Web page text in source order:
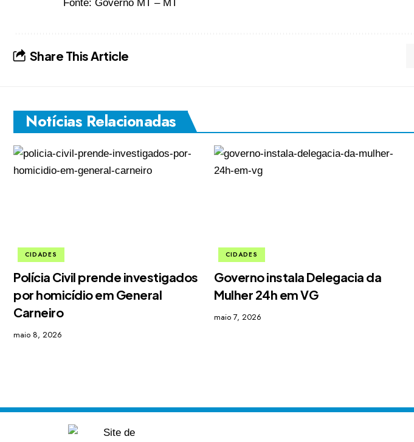
Fonte:Governo MT – MT
Share This Article
Notícias Relacionadas
CIDADES
Polícia Civil prende investigados
por homicídio em General
Carneiro
maio 8, 2026
CIDADES
Governo instala Delegacia da
Mulher 24h em VG
maio 7, 2026